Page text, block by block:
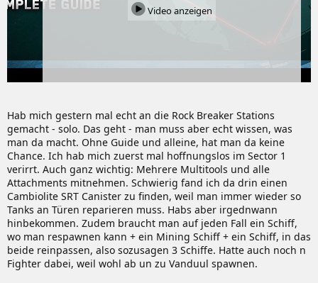
Video anzeigen
Hab mich gestern mal echt an die Rock Breaker Stations
gemacht - solo. Das geht - man muss aber echt wissen, was
man da macht. Ohne Guide und alleine, hat man da keine
Chance. Ich hab mich zuerst mal hoffnungslos im Sector 1
verirrt. Auch ganz wichtig: Mehrere Multitools und alle
Attachments mitnehmen. Schwierig fand ich da drin einen
Cambiolite SRT Canister zu finden, weil man immer wieder so
Tanks an Türen reparieren muss. Habs aber irgednwann
hinbekommen. Zudem braucht man auf jeden Fall ein Schiff,
wo man respawnen kann + ein Mining Schiff + ein Schiff, in das
beide reinpassen, also sozusagen 3 Schiffe. Hatte auch noch n
Fighter dabei, weil wohl ab un zu Vanduul spawnen.